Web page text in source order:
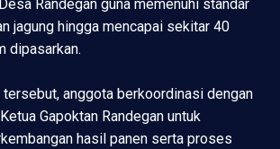
Randegan guna memenuhi standar
jagung hingga mencapai sekitar 40
dipasarkan.
tersebut, anggota berkoordinasi dengan
Gapoktan Randegan untuk
hasil panen serta proses